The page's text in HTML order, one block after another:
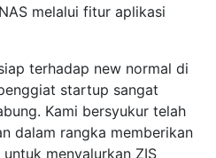
melalui fitur aplikasi
terhadap new normal di
startup sangat
Kami bersyukur telah
dalam rangka memberikan
menyalurkan ZIS